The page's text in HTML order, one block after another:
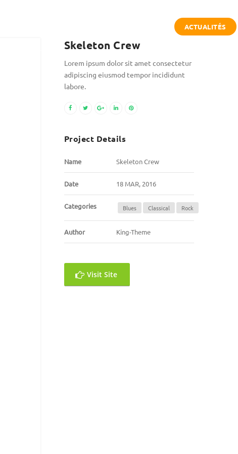
ACTUALITÉS
Skeleton Crew
Lorem ipsum dolor sit amet consectetur
adipiscing eiusmod tempor incididunt
labore.
Project Details
Name Skeleton Crew
Date 18 MAR, 2016
Categories Blues Classical Rock
Author King-Theme
Visit Site